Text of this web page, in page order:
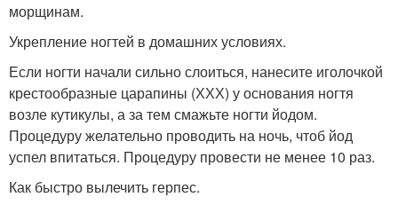
морщинам.
Укрепление ногтей в домашних условиях.
Если ногти начали сильно слоиться, нанесите иголочкой
крестообразные царапины (ХХХ) у основания ногтя
возле кутикулы, а за тем смажьте ногти йодом.
Процедуру желательно проводить на ночь, чтоб йод
успел впитаться. Процедуру провести не менее 10 раз.
Как быстро вылечить герпес.